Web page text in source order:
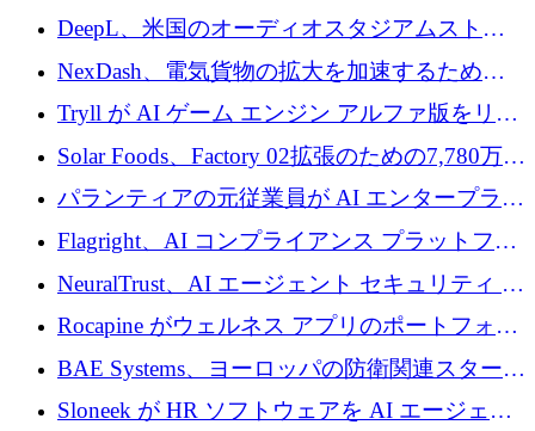
200 万ユーロを調達
DeepL、米国のオーディオスタジアムストリ
ーミング事業Mixhaloを買収
NexDash、電気貨物の拡大を加速するために
EIT Urban Mobilityから250万ユーロを確保
Tryll が AI ゲーム エンジン アルファ版をリリ
ースし、60 万ドルのプレシード資金を確保
Solar Foods、Factory 02拡張のための7,780万ユ
ーロの資金調達パッケージを獲得
パランティアの元従業員が AI エンタープライ
ズ スタートアップの Conduct に 6,000 万ドル
を調達
Flagright、AI コンプライアンス プラットフォ
ームを拡張するためにシリーズ A で 1,250 万
ドルを確保
NeuralTrust、AI エージェント セキュリティ プ
ラットフォームの拡張に 2,000 万ドルを調達
Rocapine がウェルネス アプリのポートフォリ
オを拡大するためにシリーズ A で 1,300 万ド
ルを調達
BAE Systems、ヨーロッパの防衛関連スタート
アップの規模拡大を支援するために 5,000 万
Sloneek が HR ソフトウェアを AI エージェン